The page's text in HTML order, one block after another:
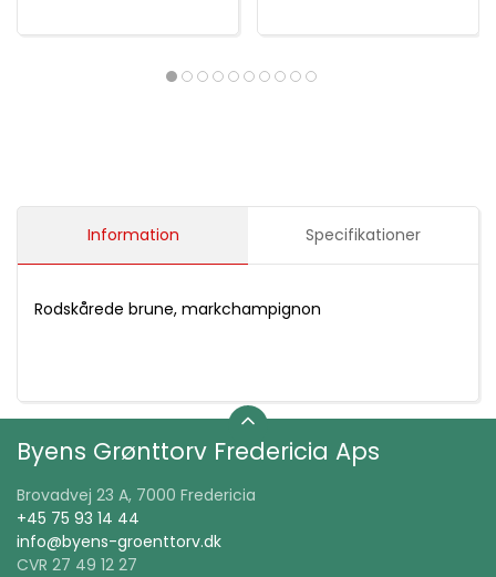
Information Specifikationer
Rodskårede brune, markchampignon
Byens Grønttorv Fredericia Aps
Brovadvej 23 A, 7000 Fredericia
+45 75 93 14 44
info@byens-groenttorv.dk
CVR 27 49 12 27